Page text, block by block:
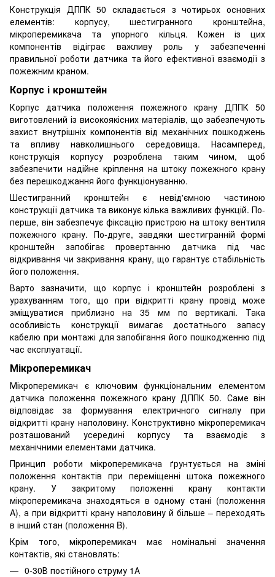
Конструкція ДППК 50 складається з чотирьох основних
елементів: корпусу, шестигранного кронштейна,
мікроперемикача та упорного кільця. Кожен із цих
компонентів відіграє важливу роль у забезпеченні
правильної роботи датчика та його ефективної взаємодії з
пожежним краном.
Корпус і кронштейн
Корпус датчика положення пожежного крану ДППК 50
виготовлений із високоякісних матеріалів, що забезпечують
захист внутрішніх компонентів від механічних пошкоджень
та впливу навколишнього середовища. Насамперед,
конструкція корпусу розроблена таким чином, щоб
забезпечити надійне кріплення на штоку пожежного крану
без перешкоджання його функціонуванню.
Шестигранний кронштейн є невід'ємною частиною
конструкції датчика та виконує кілька важливих функцій. По-
перше, він забезпечує фіксацію пристрою на штоку вентиля
пожежного крану. По-друге, завдяки шестигранній формі
кронштейн запобігає провертанню датчика під час
відкривання чи закривання крану, що гарантує стабільність
його положення.
Варто зазначити, що корпус і кронштейн розроблені з
урахуванням того, що при відкритті крану провід може
зміщуватися приблизно на 35 мм по вертикалі. Така
особливість конструкції вимагає достатнього запасу
кабелю при монтажі для запобігання його пошкодженню під
час експлуатації.
Мікроперемикач
Мікроперемикач є ключовим функціональним елементом
датчика положення пожежного крану ДППК 50. Саме він
відповідає за формування електричного сигналу при
відкритті крану наполовину. Конструктивно мікроперемикач
розташований усередині корпусу та взаємодіє з
механічними елементами датчика.
Принцип роботи мікроперемикача ґрунтується на зміні
положення контактів при переміщенні штока пожежного
крану. У закритому положенні крану контакти
мікроперемикача знаходяться в одному стані (положення
A), а при відкритті крану наполовину й більше – переходять
в інший стан (положення B).
Крім того, мікроперемикач має номінальні значення
контактів, які становлять:
0-30В постійного струму 1А